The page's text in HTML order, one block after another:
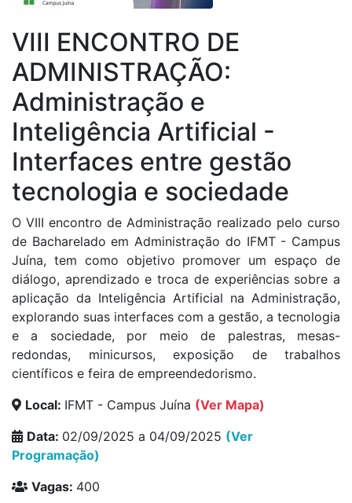
VIII ENCONTRO DE
ADMINISTRAÇÃO:
Administração e
Inteligência Artificial -
Interfaces entre gestão
tecnologia e sociedade
O VIII encontro de Administração realizado pelo curso
de Bacharelado em Administração do IFMT - Campus
Juína, tem como objetivo promover um espaço de
diálogo, aprendizado e troca de experiências sobre a
aplicação da Inteligência Artificial na Administração,
explorando suas interfaces com a gestão, a tecnologia
e a sociedade, por meio de palestras, mesas-
redondas, minicursos, exposição de trabalhos
científicos e feira de empreendedorismo.
Local: IFMT - Campus Juína (Ver Mapa)
Data: 02/09/2025 a 04/09/2025 (Ver
Programação)
Vagas: 400